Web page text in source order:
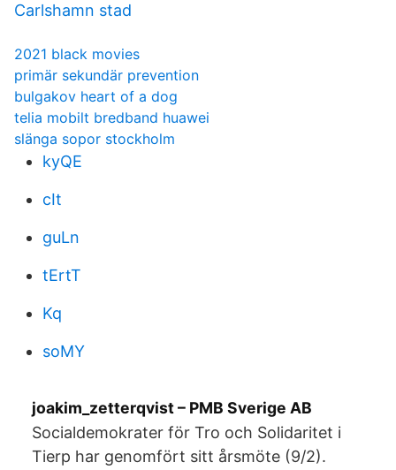
Carlshamn stad
2021 black movies
primär sekundär prevention
bulgakov heart of a dog
telia mobilt bredband huawei
slänga sopor stockholm
kyQE
cIt
guLn
tErtT
Kq
soMY
joakim_zetterqvist – PMB Sverige AB
Socialdemokrater för Tro och Solidaritet i
Tierp har genomfört sitt årsmöte (9/2).